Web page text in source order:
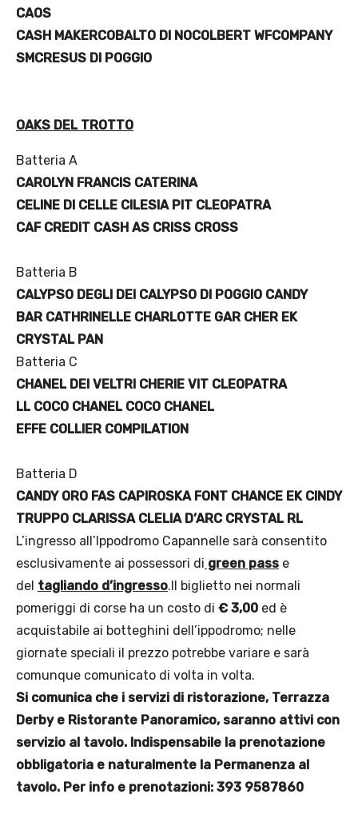
CAOS
CASH MAKERCOBALTO DI NOCOLBERT WFCOMPANY
SMCRESUS DI POGGIO
OAKS DEL TROTTO
Batteria A
CAROLYN FRANCIS CATERINA
CELINE DI CELLE CILESIA PIT CLEOPATRA
CAF CREDIT CASH AS CRISS CROSS
Batteria B
CALYPSO DEGLI DEI CALYPSO DI POGGIO CANDY
BAR CATHRINELLE CHARLOTTE GAR CHER EK
CRYSTAL PAN
Batteria C
CHANEL DEI VELTRI CHERIE VIT CLEOPATRA
LL COCO CHANEL COCO CHANEL
EFFE COLLIER COMPILATION
Batteria D
CANDY ORO FAS CAPIROSKA FONT CHANCE EK CINDY
TRUPPO CLARISSA CLELIA D’ARC CRYSTAL RL
L’ingresso all’Ippodromo Capannelle sarà consentito
esclusivamente ai possessori di green pass e
del tagliando d’ingresso.Il biglietto nei normali
pomeriggi di corse ha un costo di € 3,00 ed è
acquistabile ai botteghini dell’ippodromo; nelle
giornate speciali il prezzo potrebbe variare e sarà
comunque comunicato di volta in volta.
Si comunica che i servizi di ristorazione, Terrazza
Derby e Ristorante Panoramico, saranno attivi con
servizio al tavolo. Indispensabile la prenotazione
obbligatoria e naturalmente la Permanenza al
tavolo. Per info e prenotazioni: 393 9587860